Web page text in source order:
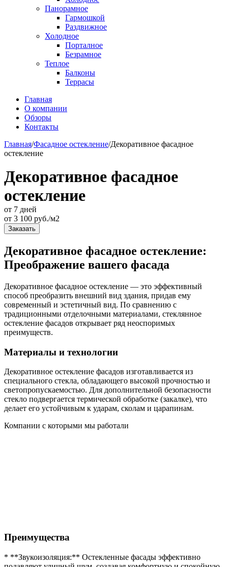
Панорамное
Гармошкой
Раздвижное
Холодное
Порталное
Безрамное
Теплое
Балконы
Террасы
Главная
О компании
Обзоры
Контакты
Главная/Фасадное остекление/Декоративное фасадное
остекление
Декоративное фасадное
остекление
от 7 дней
от 3 100 руб./м2
Заказать
Декоративное фасадное остекление:
Преображение вашего фасада
Декоративное фасадное остекление — это эффективный
способ преобразить внешний вид здания, придав ему
современный и эстетичный вид. По сравнению с
традиционными отделочными материалами, стеклянное
остекление фасадов открывает ряд неоспоримых
преимуществ.
Материалы и технологии
Декоративное остекление фасадов изготавливается из
специального стекла, обладающего высокой прочностью и
светопропускаемостью. Для дополнительной безопасности
стекло подвергается термической обработке (закалке), что
делает его устойчивым к ударам, сколам и царапинам.
Компании с которыми мы работали
Преимущества
* **Звукоизоляция:** Остекленные фасады эффективно